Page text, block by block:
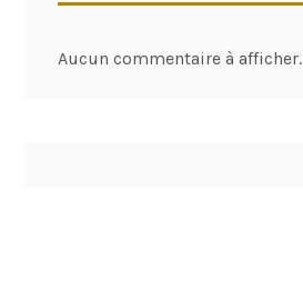
Aucun commentaire à afficher.